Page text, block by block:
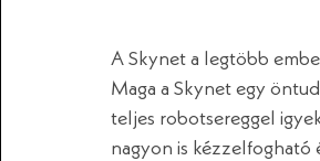
A Skynet a legtöbb
Maga a Skynet egy
teljes robotsereggel
nagyon is